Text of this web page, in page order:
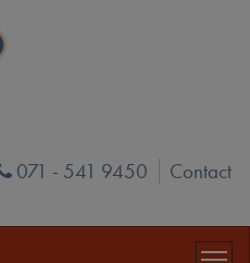
Phone
071 - 541 9450
Contact